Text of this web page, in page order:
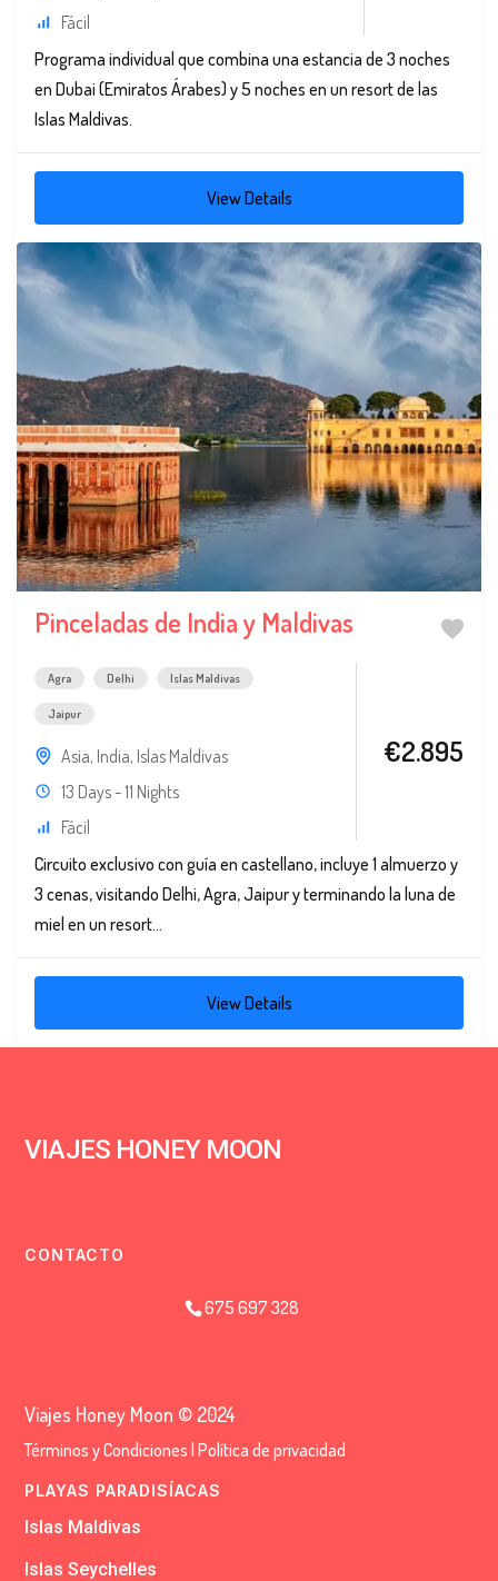
Fácil
Programa individual que combina una estancia de 3 noches
en Dubai (Emiratos Árabes) y 5 noches en un resort de las
Islas Maldivas.
View Details
Pinceladas de India y Maldivas
Agra Delhi Islas Maldivas
Jaipur
Asia, India, Islas Maldivas
13 Days - 11 Nights
Fácil
€2.895
Circuito exclusivo con guía en castellano, incluye 1 almuerzo y
3 cenas, visitando Delhi, Agra, Jaipur y terminando la luna de
miel en un resort...
View Details
VIAJES HONEY MOON
CONTACTO
675 697 328
Viajes Honey Moon © 2024
Términos y Condiciones |Política de privacidad
PLAYAS PARADISÍACAS
Islas Maldivas
Islas Seychelles